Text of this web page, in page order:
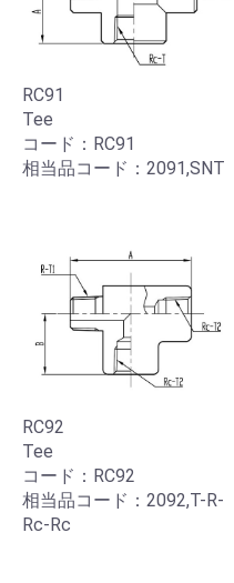
RC91
Tee
コード：RC91
相当品コード：2091,SNT
RC92
Tee
コード：RC92
相当品コード：2092,T-R-
Rc-Rc